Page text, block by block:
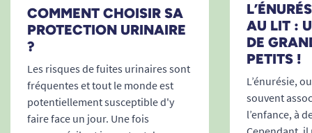
Tests qualité rigoureux: chaque alèse est
soumise à des vérifications garantissant
Aide précieuse pour l’aidant
manipulation facilitée, gain de temps lors
du change ou de la toilette.
Pourquoi choisir SENI Soft Normal ?
COMMENT CHOISIR SA
PROTECTION URINAIRE
?
Les risques de fuites urinaires sont
fréquentes et tout le monde est
potentiellement susceptible d'y
faire face un jour. Une fois
AU LIT :
DE
PETITS !
L’énurésie,
souvent
l’enfance, à